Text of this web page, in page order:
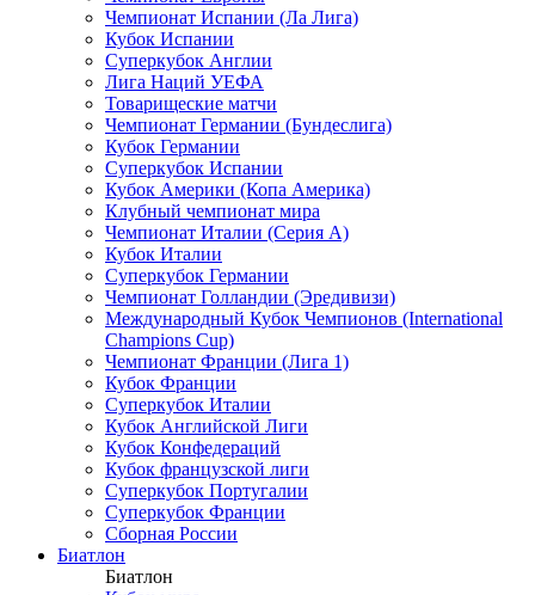
Чемпионат Испании (Ла Лига)
Кубок Испании
Суперкубок Англии
Лига Наций УЕФА
Товарищеские матчи
Чемпионат Германии (Бундеслига)
Кубок Германии
Суперкубок Испании
Кубок Америки (Копа Америка)
Клубный чемпионат мира
Чемпионат Италии (Серия А)
Кубок Италии
Суперкубок Германии
Чемпионат Голландии (Эредивизи)
Международный Кубок Чемпионов (International
Champions Cup)
Чемпионат Франции (Лига 1)
Кубок Франции
Суперкубок Италии
Кубок Английской Лиги
Кубок Конфедераций
Кубок французской лиги
Суперкубок Португалии
Суперкубок Франции
Сборная России
Биатлон
Биатлон